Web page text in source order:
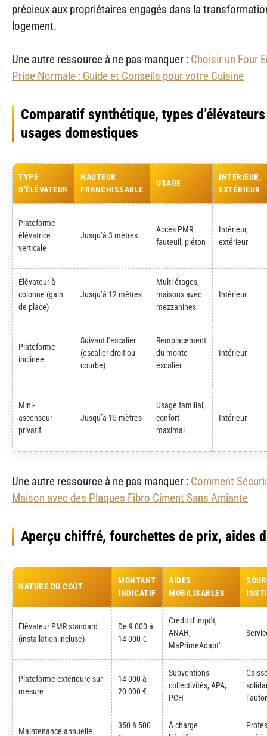
précieux aux propriétaires engagés dans la
logement.
Une autre ressource à ne pas manquer : Choisir un Four
Prise Normale : Guide et Conseils pour votre Cuisine
Comparatif synthétique, types
usages domestiques
TYPE
D’ÉLÉVATEUR
HAUTEUR
FRANCHISSABLE
USAGE
INTÉRIEUR,
EXTÉRIEUR
Plateforme
élévatrice
verticale
Jusqu’à 3 mètres
Accès PMR
fauteuil, piéton
Intérieur,
extérieur
Élévateur à
colonne (gain
de place)
Jusqu’à 12 mètres
Multi-étages,
maisons avec
mezzanines
Intérieur
Plateforme
inclinée
Suivant l’escalier
(escalier droit ou
courbe)
Remplacement
du monte-
escalier
Intérieur
Mini-
ascenseur
privatif
Jusqu’à 15 mètres
Usage familial,
confort
maximal
Intérieur
Une autre ressource à ne pas manquer : Comment
Maison avec des Plaques Fibro Ciment Sans Amiante
Aperçu chiffré, fourchettes de prix, aides
NATURE DU COÛT
MONTANT
INDICATIF
AIDES
MOBILISABLES
Élévateur PMR standard
(installation incluse)
De 9 000 à
14 000 €
Crédit d’impôt,
ANAH,
MaPrimeAdapt’
Plateforme extérieure sur
mesure
14 000 à
20 000 €
Subventions
collectivités, APA,
PCH
Maintenance annuelle
350 à 500
À charge